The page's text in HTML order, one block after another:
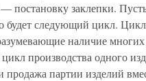
постановку заклепки.
будет следующий цикл.
наличие
цикл произ­водства одного
продажа партии изделий